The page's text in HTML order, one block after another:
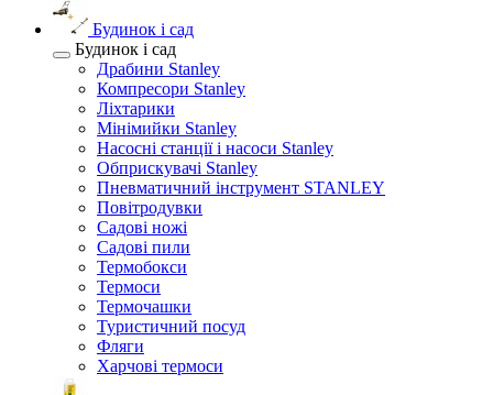
Будинок і сад
Будинок і сад
Драбини Stanley
Компресори Stanley
Ліхтарики
Мінімийки Stanley
Насосні станції і насоси Stanley
Обприскувачі Stanley
Пневматичний інструмент STANLEY
Повітродувки
Садові ножі
Садові пили
Термобокси
Термоси
Термочашки
Туристичний посуд
Фляги
Харчові термоси